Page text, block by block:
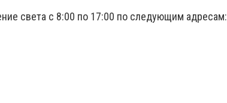
света с 8:00 по 17:00 по следующим адресам: